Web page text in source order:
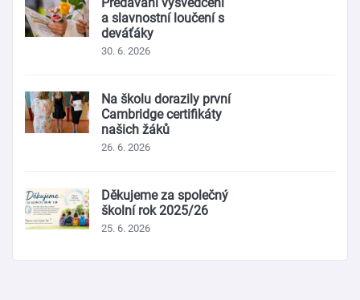
a slavnostní loučení s
deváťáky
30. 6. 2026
Na školu dorazily první
Cambridge certifikáty
našich žáků
26. 6. 2026
Děkujeme za společný
školní rok 2025/26
25. 6. 2026